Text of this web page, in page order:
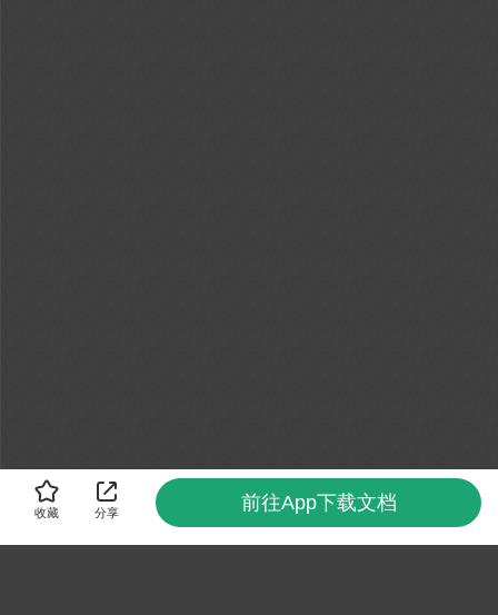
收藏 分享 前往App下载文档